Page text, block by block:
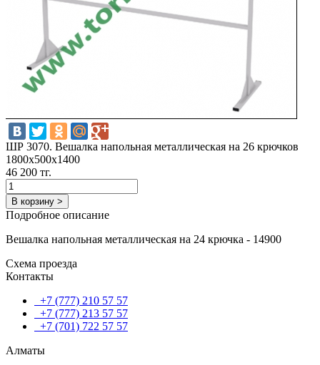
ШР 3070. Вешалка напольная металлическая на 26 крючков
1800х500х1400
46 200 тг.
В корзину >
Подробное описание
Вешалка напольная металлическая на 24 крючка - 14900
Схема проезда
Контакты
+7 (777) 210 57 57
+7 (777) 213 57 57
+7 (701) 722 57 57
Алматы